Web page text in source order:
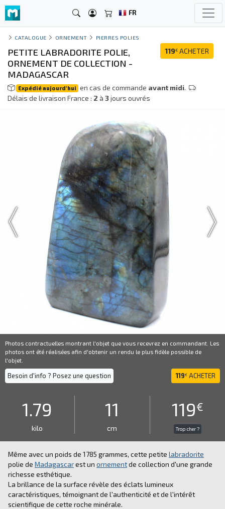
FR
CATALOGUE ORNEMENT PIERRES POLIES
119€ ACHETER
PETITE LABRADORITE POLIE,
ORNEMENT DE COLLECTION -
MADAGASCAR
Expédié aujourd'hui en cas de commande avant midi.
Délais de livraison France : 2 à 3jours ouvrés
Photos contractuelles montrant l'objet que vous recevrez en commandant. Les
photos ont été réalisées afin d'obtenir un rendu le plus fidèle possible de
l'objet.
Besoin d'info ? Posez une question 119€ ACHETER
1.79
kilo
11
cm
119€
Trop cher ?
Même avec un poids de 1785 grammes, cette petite labradorite
polie de Madagascarest un ornementde collection d'une grande
richesse esthétique.
La brillance de la surface révèle des éclats lumineux
caractéristiques, témoignant de l'authenticité et de l'intérêt
scientifique de cette roche minérale.